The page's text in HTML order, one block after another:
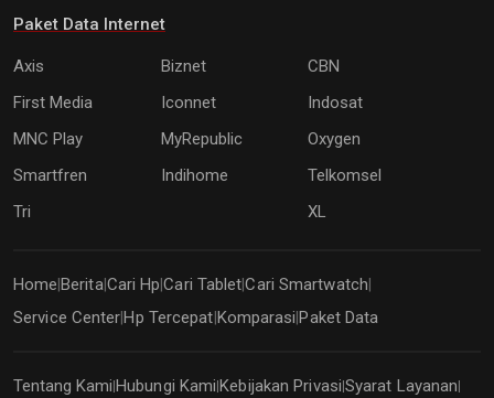
Paket Data Internet
Axis Biznet
CBN
First Media
Iconnet
Indosat
MNC Play
MyRepublic
Oxygen
Smartfren
Indihome
Telkomsel
Tri
XL
Home BeritaCari Hp |Cari Tablet|Cari Smartwatch
Service Center Hp Tercepat Komparasi Paket Data
Tentang Kami Hubungi Kami Kebijakan Privasi Syarat Layanan